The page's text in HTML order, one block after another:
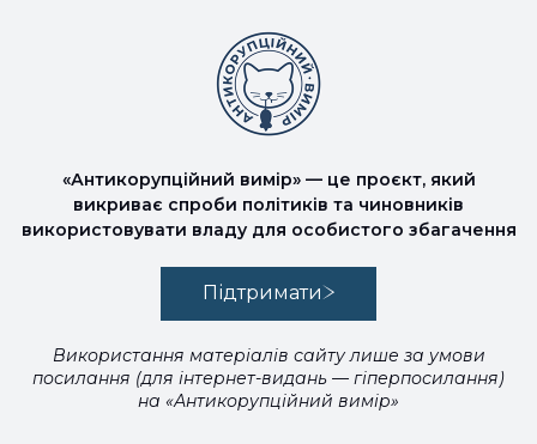
«Антикорупційний вимір» — це проєкт, який
викриває спроби політиків та чиновників
використовувати владу для особистого збагачення
Підтримати
Використання матеріалів сайту лише за умови
посилання (для інтернет-видань — гіперпосилання)
на «Антикорупційний вимір»